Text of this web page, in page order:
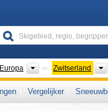
Europa Continenten
Zwitserland
in: Glarner Alpen Duits
Vergelijker